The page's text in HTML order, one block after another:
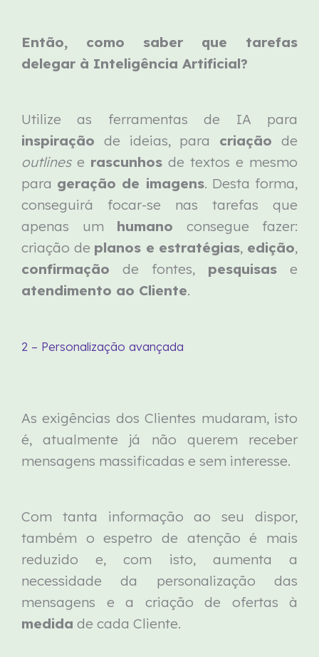
Então, como saber que tarefas
delegar à Inteligência Artificial?
Utilize as ferramentas de IA para
inspiração de ideias, para criação de
outlinese rascunhos de textos e mesmo
para geração de imagens. Desta forma,
conseguirá focar-se nas tarefas que
apenas um humano consegue fazer:
criação de planos e estratégias, edição,
confirmação de fontes, pesquisas e
atendimento ao Cliente.
2 – Personalização avançada
As exigências dos Clientes mudaram, isto
é, atualmente já não querem receber
mensagens massificadas e sem interesse.
Com tanta informação ao seu dispor,
também o espetro de atenção é mais
reduzido e, com isto, aumenta a
necessidade da personalização das
mensagens e a criação de ofertas à
medida de cada Cliente.